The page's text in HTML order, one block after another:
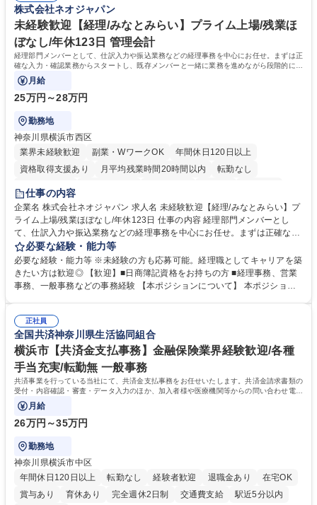
株式会社ネオジャパン
未経験歓迎【経理/みなとみらい】プライム上場/残業ほ
ぼなし/年休123日 管理会計
経理部門メンバーとして、仕訳入力や振込業務などの経理事務を中心にお任せ。まずは正
確な入力・確認業務からスタートし、既存メンバーと一緒に業務を進めながら段階的に経
理知識を身につけていただきます。
月給
25万円～28万円
勤務地
神奈川県横浜市西区
業界未経験歓迎
副業・WワークOK
年間休日120日以上
資格取得支援あり
月平均残業時間20時間以内
転勤なし
未経験者歓迎
完全週休2日制
交通費支給 駅近5分以内 土日祝休み
服装自由
寮・社宅あり
仕事の内容
企業名 株式会社ネオジャパン 求人名 未経験歓迎【経理/みなとみらい】プ
ライム上場/残業ほぼなし/年休123日 仕事の内容 経理部門メンバーとし
て、仕訳入力や振込業務などの経理事務を中心にお任せ。まずは正確な入
力・確認業務からスタートし、既存メンバーと一緒に業務を進めながら段
階的に経理知識を身につけていただきます。 【具体的には】 ■社内稟議に
基づく仕訳入力 ■月末の振込業務 ■明細作成 ■伝票処理、記帳業務 ■既存
メンバーの業務サポート 【将来的には】 ■月次決算補助 ■四半期・年次決
想定です。 募集職種 未経験歓迎【経理/みなとみらい】プライム上場/残業
ほぼなし/年休123日
必要な経験・能力等
必要な経験・能力等 ※未経験の方も応募可能。経理職としてキャリアを築
きたい方は歓迎◎ 【歓迎】■日商簿記資格をお持ちの方 ■経理事務、営業
事務、一般事務などの事務経験 【本ポジションについて】 本ポジション
当し、3～5年をかけて月次決算・四半期決算・開示資料作成補助などへス
テップアップできます。また、残業は通常月ほぼなく、決算月でも10時間
未満のため、無理なく経理として専門性を身につけられる環境です。 学
歴・資格 学歴：大学院 大学 高専 短大 専修学校 高校 語学力： 資格：日商
簿記検定1級 日商簿記検定2級
正社員
全国共済神奈川県生活協同組合
横浜市【共済金支払事務】金融保険業界経験歓迎/各種
手当充実/転勤無 一般事務
共済事業を行っている当社にて、共済金支払事務をお任せいたします。共済金請求書類の
受付・内容確認・審査・データ入力のほか、加入者様や医療機関等からの問い合わせ電話
対応や書類発送等を担当します。
月給
26万円～35万円
勤務地
神奈川県横浜市中区
年間休日120日以上
転勤なし 経験者歓迎 退職金あり
在宅OK
賞与あり
育休あり 完全週休2日制 交通費支給
駅近5分以内